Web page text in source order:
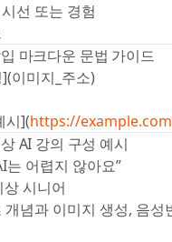
선 또는 경험
마크다운 문법 가이드
이미지_주소)
시](https://
AI 강의 구성 예시
는 어렵지 않아요”
시니어
개념과 이미지 생성, 음성